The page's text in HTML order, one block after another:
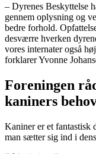
– Dyrenes Beskyttelse
gennem oplysning og
bedre forhold.
desværre hverken
vores internater også
forklarer Yvonne
Foreningen
kaniners
Kaniner er et fantastisk
man sætter sig ind i